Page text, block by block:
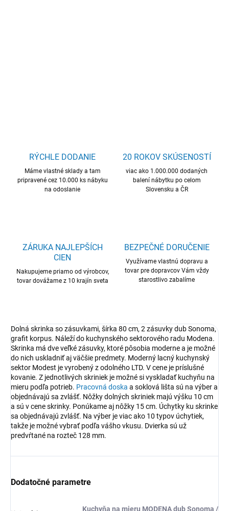
RÝCHLE DODANIE
Máme vlastné sklady a tam
pripravené cez 10.000 ks nábyku
na odoslanie
20 ROKOV SKÚSENOSTÍ
viac ako 1.000.000 dodaných
balení nábytku po celom
Slovensku a ČR
ZÁRUKA NAJLEPŠÍCH
CIEN
Nakupujeme priamo od výrobcov,
tovar dovážame z 10 krajín sveta
BEZPEČNÉ DORUČENIE
Využívame vlastnú dopravu a
tovar pre dopravcov Vám vždy
starostlivo zabalíme
Dolná skrinka so zásuvkami, šírka 80 cm, 2 zásuvky dub Sonoma,
grafit korpus. Náleží do kuchynského sektorového radu Modena.
Skrinka má dve veľké zásuvky, ktoré pôsobia moderne a je možné
do nich uskladniť aj väčšie predmety. Moderný lacný kuchynský
sektor Modest je vyrobený z odolného LTD. V cene je príslušné
kovanie. Z jednotlivých skriniek je možné si vyskladať kuchyňu na
mieru podľa potrieb. Pracovná doska a soklová lišta sú na výber a
objednávajú sa zvlášť. Nôžky dolných skriniek majú výšku 10 cm
a sú v cene skrinky. Ponúkame aj nôžky 15 cm. Úchytky ku skrinke
sa objednávajú zvlášť. Na výber je viac ako 10 typov úchytiek,
takže je možné vybrať podľa vášho vkusu. Dvierka sú už
predvŕtané na rozteč 128 mm.
Dodatočné parametre
Kuchyňa na mieru MODENA dub Sonoma /